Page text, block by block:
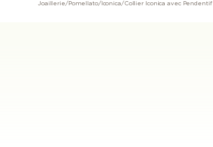
Joaillerie/Pomellato/Iconica/Collier Iconica avec Pendentif